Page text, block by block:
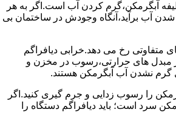
آبگرمکن،گرم کردن آب است.اگر به هر
شدن آب برآید،آنگاه وجودش در ساختمان بی
متفاوتی رخ می دهد.خرابی دیافراگم
مبدل های حرارتی،رسوب در مخزن و
گرم نشدن آب آبگرمکن هستند.
را رسوب زدایی و جرم گیری کنید.اگر
سرد است؛ باید دیافراگم دستگاه را